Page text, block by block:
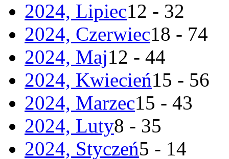
2024, Lipiec12 - 32
2024, Czerwiec18 - 74
2024, Maj12 - 44
2024, Kwiecień15 - 56
2024, Marzec15 - 43
2024, Luty8 - 35
2024, Styczeń5 - 14